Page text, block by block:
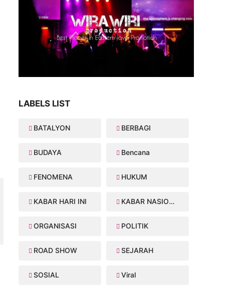
LABELS LIST
BATALYON BERBAGI
BUDAYA Bencana
FENOMENA HUKUM
KABAR HARI INI KABAR NASIONAL
ORGANISASI POLITIK
ROAD SHOW SEJARAH
SOSIAL Viral